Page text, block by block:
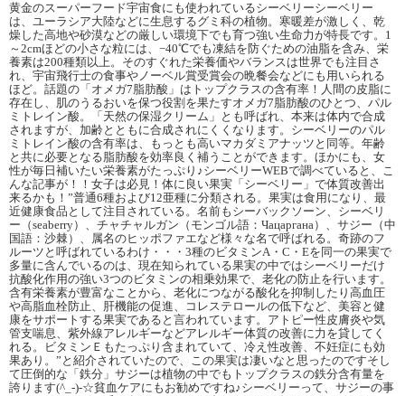
黄金のスーパーフード宇宙食にも使われているシーベリーシーベリー
は、ユーラシア大陸などに生息するグミ科の植物。寒暖差が激しく、乾
燥した高地や砂漠などの厳しい環境下でも育つ強い生命力が特長です。1
～2cmほどの小さな粒には、−40℃でも凍結を防ぐための油脂を含み、栄
養素は200種類以上。そのすぐれた栄養価やバランスは世界でも注目さ
れ、宇宙飛行士の食事やノーベル賞受賞会の晩餐会などにも用いられる
ほど。話題の「オメガ7脂肪酸」はトップクラスの含有率！人間の皮脂に
存在し、肌のうるおいを保つ役割を果たすオメガ7脂肪酸のひとつ、パル
ミトレイン酸。「天然の保湿クリーム」とも呼ばれ、本来は体内で合成
されますが、加齢とともに合成されにくくなります。シーベリーのパル
ミトレイン酸の含有率は、もっとも高いマカダミアナッツと同等。年齢
と共に必要となる脂肪酸を効率良く補うことができます。ほかにも、女
性が毎日補いたい栄養素がたっぷり♪シーベリーWEBで調べていると、こ
んな記事が！！女子は必見！体に良い果実「シーベリー」で体質改善出
来るかも！”普通6種および12亜種に分類される。果実は食用になり、最
近健康食品として注目されている。名前もシーバックソーン、シーベリ
ー（seaberry）、チャチャルガン（モンゴル語：Чацаргана）、サジー（中
国語：沙棘）、属名のヒッポファエなど様々な名で呼ばれる。奇跡のフ
ルーツと呼ばれているわけ・・・3種のビタミンA・C・Eを同一の果実で
多量に含んでいるのは、現在知られている果実の中ではシーベリーだけ
抗酸化作用の強い3つのビタミンの相乗効果で、老化の防止を行います。
含有栄養素が豊富なことから、老化につながる酸化を抑制したり高血圧
や高脂血栓防止、肝機能の促進、コレステロールの低下など、美容と健
康をサポートする果実であると言われています。アトピー性皮膚炎や気
管支喘息、紫外線アレルギーなどアレルギー体質の改善に力を貸してく
れる。ビタミンＥもたっぷり含まれていて、冷え性改善、不妊症にも効
果あり。”と紹介されていたので、この果実は凄いなと思ったのですそし
て圧倒的な「鉄分」サジーは植物の中でもトップクラスの鉄分含有量を
誇ります(^_-)-☆貧血ケアにもお勧めですね♪シーベリーって、サジーの事